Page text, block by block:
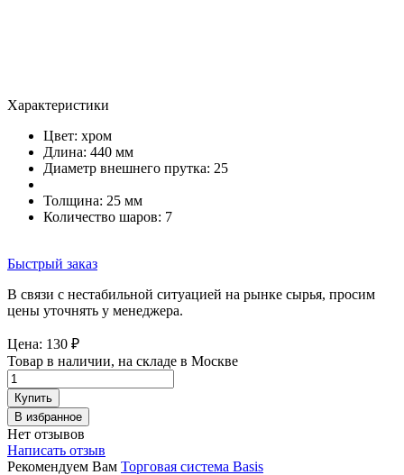
Характеристики
Цвет: хром
Длина: 440 мм
Диаметр внешнего прутка: 25
Толщина: 25 мм
Количество шаров: 7
Быстрый заказ
В связи с нестабильной ситуацией на рынке сырья, просим
цены уточнять у менеджера.
Цена: 130 ₽
Товар в наличии, на складе в Москве
Купить
В избранное
Нет отзывов
Написать отзыв
Рекомендуем Вам Торговая система Basis